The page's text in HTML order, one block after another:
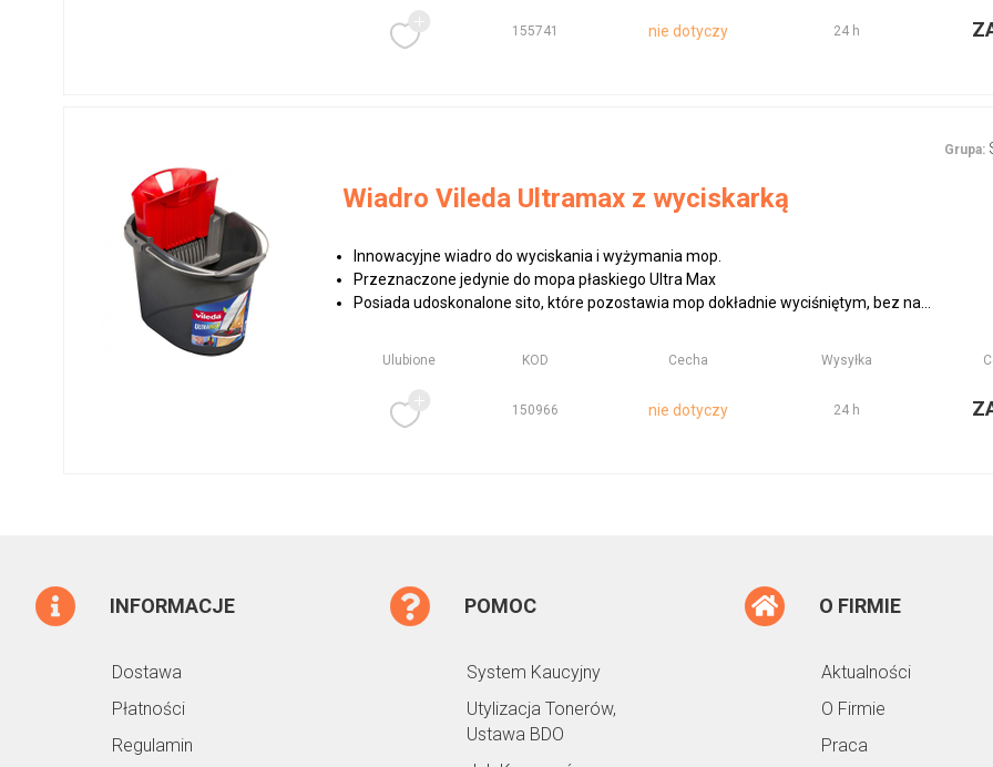
155741 nie dotyczy 24 h
Grupa:
Wiadro Vileda Ultramax z wyciskarką
Innowacyjne wiadro do wyciskania i wyżymania mop.
Przeznaczone jedynie do mopa płaskiego Ultra Max
Posiada udoskonalone sito, które pozostawia mop dokładnie wyciśniętym, bez na...
Ulubione KOD Cecha Wysyłka
150966 nie dotyczy 24 h
INFORMACJE
Dostawa
Płatności
Regulamin
POMOC
System Kaucyjny
Utylizacja Tonerów,
Ustawa BDO
O FIRMIE
Aktualności
O Firmie
Praca